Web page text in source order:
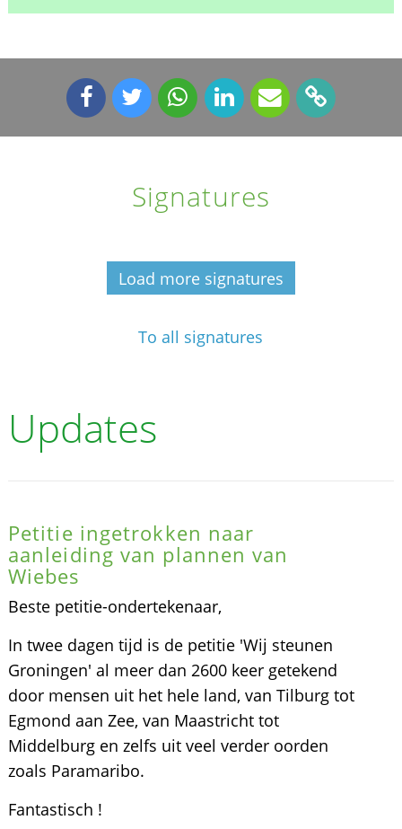
Signatures
Load more signatures
To all signatures
Updates
Petitie ingetrokken naar
aanleiding van plannen van
Wiebes
Beste petitie-ondertekenaar,
In twee dagen tijd is de petitie 'Wij steunen
Groningen' al meer dan 2600 keer getekend
door mensen uit het hele land, van Tilburg tot
Egmond aan Zee, van Maastricht tot
Middelburg en zelfs uit veel verder oorden
zoals Paramaribo.
Fantastisch !